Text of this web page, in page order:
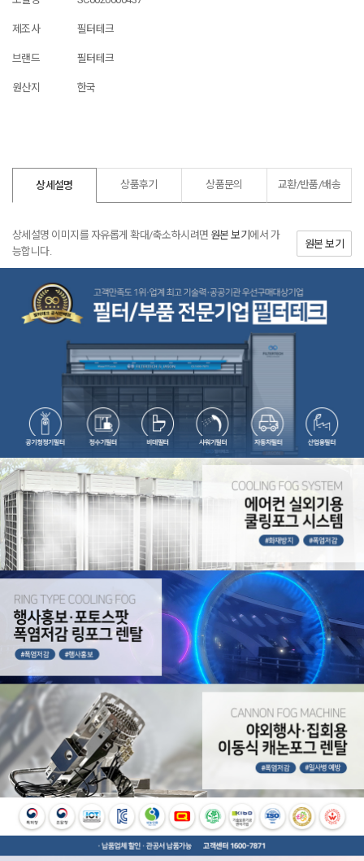
제조사 필터테크
브랜드 필터테크
원산지 한국
상세설명 상품후기 상품문의 교환/반품/배송
상세설명 이미지를 자유롭게 확대/축소하시려면 원본 보기 에서 가
능합니다.
원본 보기